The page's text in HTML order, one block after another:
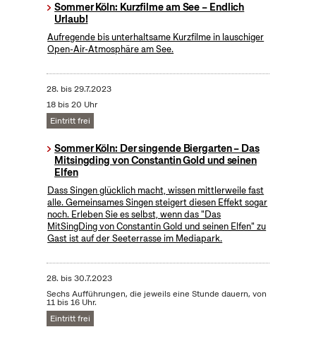
Sommer Köln: Kurzfilme am See – Endlich
Urlaub!
Aufregende bis unterhaltsame Kurzfilme in lauschiger
Open-Air-Atmosphäre am See.
28. bis29.7.2023
18 bis 20 Uhr
Eintritt frei
Sommer Köln: Der singende Biergarten – Das
Mitsingding von Constantin Gold und seinen
Elfen
Dass Singen glücklich macht, wissen mittlerweile fast
alle. Gemeinsames Singen steigert diesen Effekt sogar
noch. Erleben Sie es selbst, wenn das "Das
MitSingDing von Constantin Gold und seinen Elfen" zu
Gast ist auf der Seeterrasse im Mediapark.
28. bis30.7.2023
Sechs Aufführungen, die jeweils eine Stunde dauern, von
11 bis 16 Uhr.
Eintritt frei